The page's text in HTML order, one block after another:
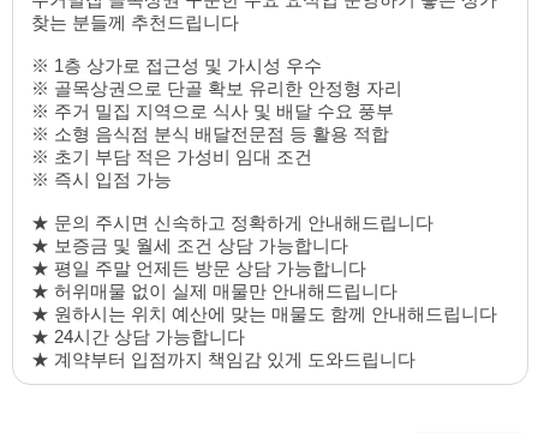
찾는 분들께 추천드립니다
※ 1층 상가로 접근성 및 가시성 우수
※ 골목상권으로 단골 확보 유리한 안정형 자리
※ 주거 밀집 지역으로 식사 및 배달 수요 풍부
※ 소형 음식점 분식 배달전문점 등 활용 적합
※ 초기 부담 적은 가성비 임대 조건
※ 즉시 입점 가능
★ 문의 주시면 신속하고 정확하게 안내해드립니다
★ 보증금 및 월세 조건 상담 가능합니다
★ 평일 주말 언제든 방문 상담 가능합니다
★ 허위매물 없이 실제 매물만 안내해드립니다
★ 원하시는 위치 예산에 맞는 매물도 함께 안내해드립니다
★ 24시간 상담 가능합니다
★ 계약부터 입점까지 책임감 있게 도와드립니다